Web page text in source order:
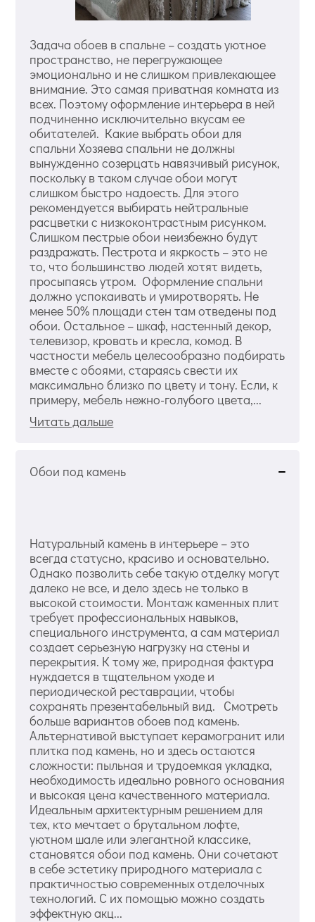
Задача обоев в спальне – создать уютное
пространство, не перегружающее
эмоционально и не слишком привлекающее
внимание. Это самая приватная комната из
всех. Поэтому оформление интерьера в ней
подчиненно исключительно вкусам ее
обитателей. Какие выбрать обои для
спальни Хозяева спальни не должны
вынужденно созерцать навязчивый рисунок,
поскольку в таком случае обои могут
слишком быстро надоесть. Для этого
рекомендуется выбирать нейтральные
расцветки с низкоконтрастным рисунком.
Слишком пестрые обои неизбежно будут
раздражать. Пестрота и якркость – это не
то, что большинство людей хотят видеть,
просыпаясь утром. Оформление спальни
должно успокаивать и умиротворять. Не
менее 50% площади стен там отведены под
обои. Остальное – шкаф, настенный декор,
телевизор, кровать и кресла, комод. В
частности мебель целесообразно подбирать
вместе с обоями, стараясь свести их
максимально близко по цвету и тону. Если, к
примеру, мебель нежно-голубого цвета,...
Читать дальше
Обои под камень
Натуральный камень в интерьере – это
всегда статусно, красиво и основательно.
Однако позволить себе такую отделку могут
далеко не все, и дело здесь не только в
высокой стоимости. Монтаж каменных плит
требует профессиональных навыков,
специального инструмента, а сам материал
создает серьезную нагрузку на стены и
перекрытия. К тому же, природная фактура
нуждается в тщательном уходе и
периодической реставрации, чтобы
сохранять презентабельный вид. Смотреть
больше вариантов обоев под камень.
Альтернативой выступает керамогранит или
плитка под камень, но и здесь остаются
сложности: пыльная и трудоемкая укладка,
необходимость идеально ровного основания
и высокая цена качественного материала.
Идеальным архитектурным решением для
тех, кто мечтает о брутальном лофте,
уютном шале или элегантной классике,
становятся обои под камень. Они сочетают
в себе эстетику природного материала с
практичностью современных отделочных
технологий. С их помощью можно создать
эффектную акц...